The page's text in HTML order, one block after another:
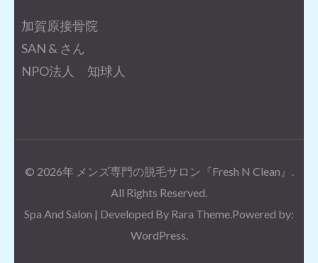
加賀原接骨院
SAN & さん
NPO法人 知球人
© 2026年 メンズ専門の脱毛サロン『Fresh N Clean』
All Rights Reserved.
Spa And Salon | Developed By Rara Theme .Powered by:
WordPress